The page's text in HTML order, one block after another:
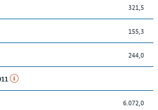
321,5
155,3
244,0
6.072,0